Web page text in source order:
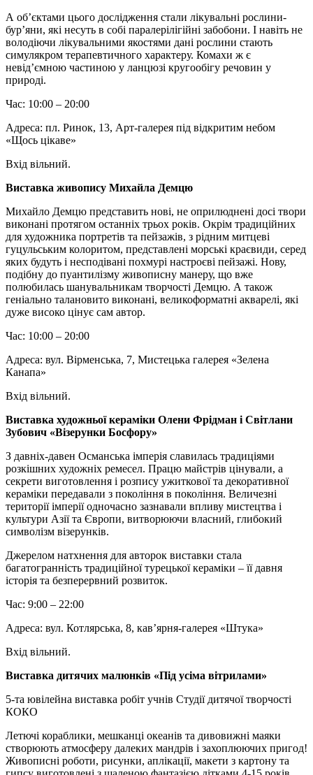
А об’єктами цього дослідження стали лікувальні рослини-
бур’яни, які несуть в собі паралерілігійні забобони. І навіть не
володіючи лікувальними якостями дані рослини стають
симулякром терапевтичного характеру. Комахи ж є
невід’ємною частиною у ланцюзі кругообігу речовин у
природі.
Час: 10:00 – 20:00
Адреса: пл. Ринок, 13, Арт-галерея під відкритим небом
«Щось цікаве»
Вхід вільний.
Виставка живопису Михайла Демцю
Михайло Демцю представить нові, не оприлюднені досі твори
виконані протягом останніх трьох років. Окрім традиційних
для художника портретів та пейзажів, з рідним митцеві
гуцульським колоритом, представлені морські краєвиди, серед
яких будуть і несподівані похмурі настроєві пейзажі. Нову,
подібну до пуантилізму живописну манеру, що вже
полюбилась шанувальникам творчості Демцю. А також
геніально талановито виконані, великоформатні акварелі, які
дуже високо цінує сам автор.
Час: 10:00 – 20:00
Адреса: вул. Вірменська, 7, Мистецька галерея «Зелена
Канапа»
Вхід вільний.
Виставка художньої кераміки Олени Фрідман і Світлани
Зубович «Візерунки Босфору»
З давніх-давен Османська імперія славилась традиціями
розкішних художніх ремесел. Працю майстрів цінували, а
секрети виготовлення і розпису ужиткової та декоративної
кераміки передавали з покоління в покоління. Величезні
території імперії одночасно зазнавали впливу мистецтва і
культури Азії та Європи, витворюючи власний, глибокий
символізм візерунків.
Джерелом натхнення для авторок виставки стала
багатогранність традиційної турецької кераміки – її давня
історія та безперервний розвиток.
Час: 9:00 – 22:00
Адреса: вул. Котлярська, 8, кав’ярня-галерея «Штука»
Вхід вільний.
Виставка дитячих малюнків «Під усіма вітрилами»
5-та ювілейна виставка робіт учнів Студії дитячої творчості
КОКО
Летючі кораблики, мешканці океанів та дивовижні маяки
створюють атмосферу далеких мандрів і захоплюючих пригод!
Живописні роботи, рисунки, аплікації, макети з картону та